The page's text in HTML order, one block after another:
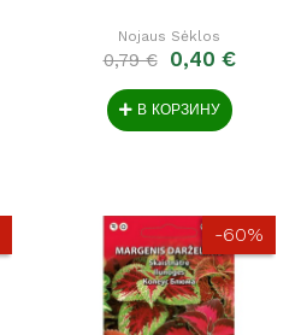
Nojaus Sėklos
0,79 € 0,40 €
В КОРЗИНУ
-60%